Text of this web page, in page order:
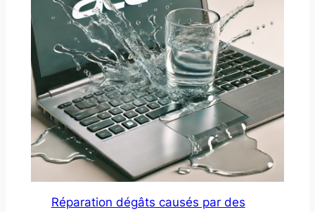
Réparation dégâts causés par des